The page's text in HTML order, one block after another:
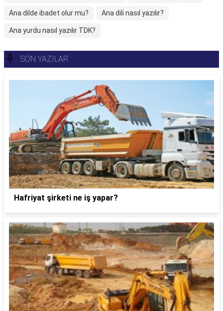
Ana dilde ibadet olur mu? Ana dili nasıl yazılır?
Ana yurdu nasıl yazılır TDK?
SON YAZILAR
Hafriyat şirketi ne iş yapar?